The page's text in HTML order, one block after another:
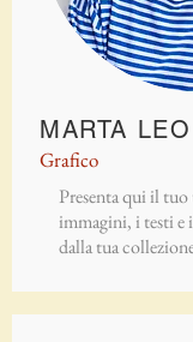
MARTA LEO
Grafico
Presenta qui il
immagini, i testi
dalla tua